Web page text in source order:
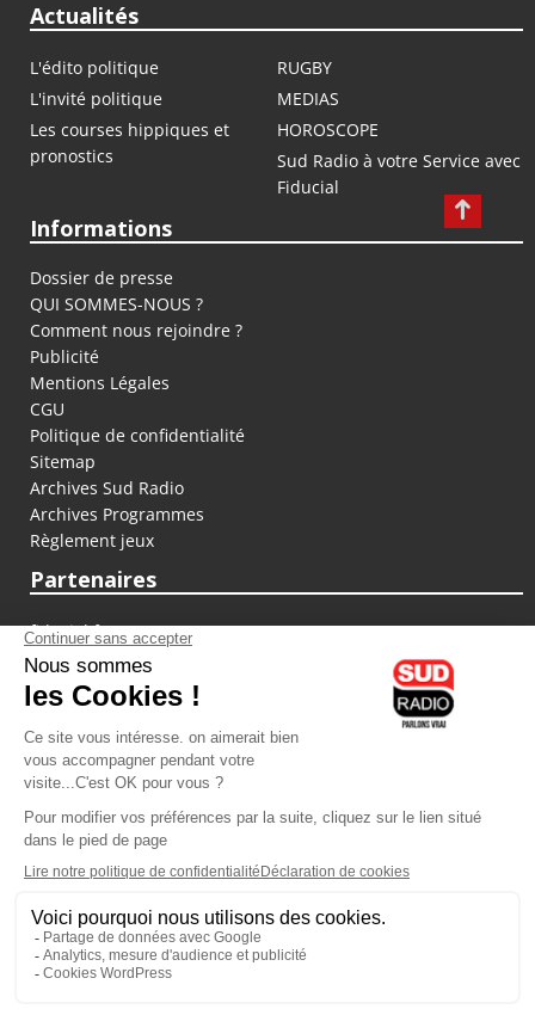
Actualités
L'édito politique
RUGBY
L'invité politique
MEDIAS
Les courses hippiques et
pronostics
HOROSCOPE
Sud Radio à votre Service avec
Fiducial
Informations
Dossier de presse
QUI SOMMES-NOUS ?
Comment nous rejoindre ?
Publicité
Mentions Légales
CGU
Politique de confidentialité
Sitemap
Archives Sud Radio
Archives Programmes
Règlement jeux
Partenaires
fiducial.fr
lyoncapitale.fr
olympique-et-lyonnais.com
L'application Iphone / Android
Téléchargez l'application
Les cookies
Gestion des cookies
Crédit photos : ©Sud Radio / Pierre Olivier